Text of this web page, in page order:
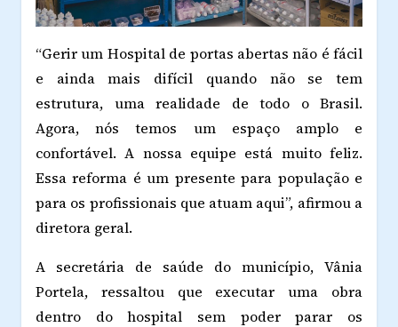
“Gerir um Hospital de portas abertas não é fácil
e ainda mais difícil quando não se tem
estrutura, uma realidade de todo o Brasil.
Agora, nós temos um espaço amplo e
confortável. A nossa equipe está muito feliz.
Essa reforma é um presente para população e
para os profissionais que atuam aqui”, afirmou a
diretora geral.
A secretária de saúde do município, Vânia
Portela, ressaltou que executar uma obra
dentro do hospital sem poder parar os